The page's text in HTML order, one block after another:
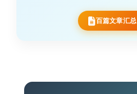
百篇文章汇总